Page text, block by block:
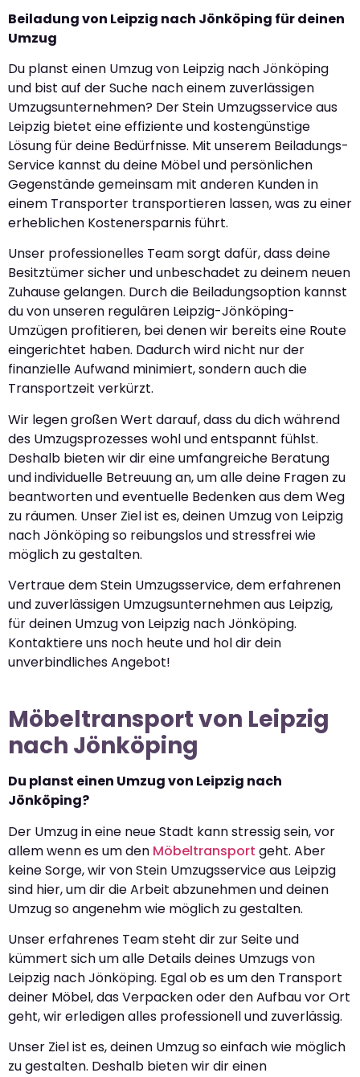
Beiladung von Leipzig nach Jönköping für deinen
Umzug
Du planst einen Umzug von Leipzig nach Jönköping
und bist auf der Suche nach einem zuverlässigen
Umzugsunternehmen? Der Stein Umzugsservice aus
Leipzig bietet eine effiziente und kostengünstige
Lösung für deine Bedürfnisse. Mit unserem Beiladungs-
Service kannst du deine Möbel und persönlichen
Gegenstände gemeinsam mit anderen Kunden in
einem Transporter transportieren lassen, was zu einer
erheblichen Kostenersparnis führt.
Unser professionelles Team sorgt dafür, dass deine
Besitztümer sicher und unbeschadet zu deinem neuen
Zuhause gelangen. Durch die Beiladungsoption kannst
du von unseren regulären Leipzig-Jönköping-
Umzügen profitieren, bei denen wir bereits eine Route
eingerichtet haben. Dadurch wird nicht nur der
finanzielle Aufwand minimiert, sondern auch die
Transportzeit verkürzt.
Wir legen großen Wert darauf, dass du dich während
des Umzugsprozesses wohl und entspannt fühlst.
Deshalb bieten wir dir eine umfangreiche Beratung
und individuelle Betreuung an, um alle deine Fragen zu
beantworten und eventuelle Bedenken aus dem Weg
zu räumen. Unser Ziel ist es, deinen Umzug von Leipzig
nach Jönköping so reibungslos und stressfrei wie
möglich zu gestalten.
Vertraue dem Stein Umzugsservice, dem erfahrenen
und zuverlässigen Umzugsunternehmen aus Leipzig,
für deinen Umzug von Leipzig nach Jönköping.
Kontaktiere uns noch heute und hol dir dein
unverbindliches Angebot!
Möbeltransport von Leipzig
nach Jönköping
Du planst einen Umzug von Leipzig nach
Jönköping?
Der Umzug in eine neue Stadt kann stressig sein, vor
allem wenn es um den Möbeltransport geht. Aber
keine Sorge, wir von Stein Umzugsservice aus Leipzig
sind hier, um dir die Arbeit abzunehmen und deinen
Umzug so angenehm wie möglich zu gestalten.
Unser erfahrenes Team steht dir zur Seite und
kümmert sich um alle Details deines Umzugs von
Leipzig nach Jönköping. Egal ob es um den Transport
deiner Möbel, das Verpacken oder den Aufbau vor Ort
geht, wir erledigen alles professionell und zuverlässig.
Unser Ziel ist es, deinen Umzug so einfach wie möglich
zu gestalten. Deshalb bieten wir dir einen